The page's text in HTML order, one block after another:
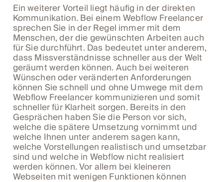
Ein weiterer Vorteil liegt häufig in der direkten
Kommunikation. Bei einem Webflow Freelancer
sprechen Sie in der Regel immer mit dem
Menschen, der die gewünschten Arbeiten auch
für Sie durchführt. Das bedeutet unter anderem,
dass Missverständnisse schneller aus der Welt
geräumt werden können. Auch bei weiteren
Wünschen oder veränderten Anforderungen
können Sie schnell und ohne Umwege mit dem
Webflow Freelancer kommunizieren und somit
schneller für Klarheit sorgen. Bereits in den
Gesprächen haben Sie die Person vor sich,
welche die spätere Umsetzung vornimmt und
welche Ihnen unter anderem sagen kann,
welche Vorstellungen realistisch und umsetzbar
sind und welche in Webflow nicht realisiert
werden können. Vor allem bei kleineren
Webseiten mit wenigen Funktionen können